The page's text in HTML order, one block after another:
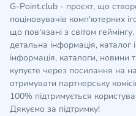
G-Point.club - проєкт, що
поціновувачів комп'ютерних
що пов'язані з світом
детальна інформація, каталог
інформація, каталоги, новини
купуєте через посилання на
отримувати партнерську
100% підтримується
Дякуємо за підтримку!